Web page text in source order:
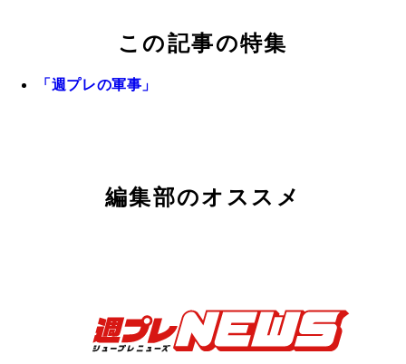
この記事の特集
「週プレの軍事」
編集部のオススメ